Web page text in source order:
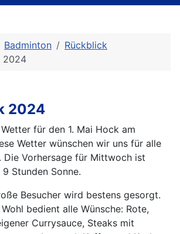
Badminton
Rückblick
2024
2024
für den 1. Mai Hock am
Wetter wünschen wir uns für alle
Die Vorhersage für Mittwoch ist
Stunden Sonne.
Besucher wird bestens gesorgt.
bedient alle Wünsche: Rote,
Currysauce, Steaks mit